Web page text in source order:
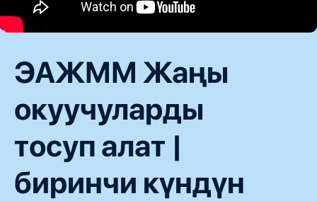
ЭАЖММ Жаңы
окуучуларды
тосуп алат |
биринчи күндүн